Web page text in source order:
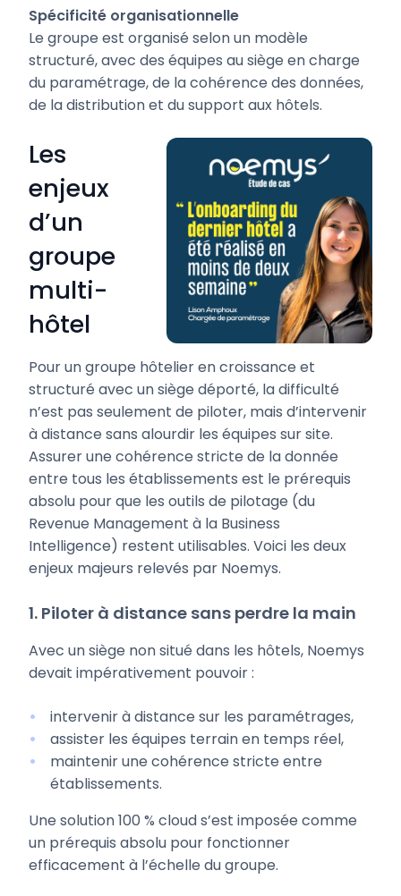
Spécificité organisationnelle
Le groupe est organisé selon un modèle
structuré, avec des équipes au siège en charge
du paramétrage, de la cohérence des données,
de la distribution et du support aux hôtels.
Les
enjeux
d’un
groupe
multi-
hôtel
Pour un groupe hôtelier en croissance et
structuré avec un siège déporté, la difficulté
n’est pas seulement de piloter, mais d’intervenir
à distance sans alourdir les équipes sur site.
Assurer une cohérence stricte de la donnée
entre tous les établissements est le prérequis
absolu pour que les outils de pilotage (du
Revenue Management à la Business
Intelligence) restent utilisables. Voici les deux
enjeux majeurs relevés par Noemys.
1. Piloter à distance sans perdre la main
Avec un siège non situé dans les hôtels, Noemys
devait impérativement pouvoir :
intervenir à distance sur les paramétrages,
assister les équipes terrain en temps réel,
maintenir une cohérence stricte entre
établissements.
Une solution 100 % cloud s’est imposée comme
un prérequis absolu pour fonctionner
efficacement à l’échelle du groupe.